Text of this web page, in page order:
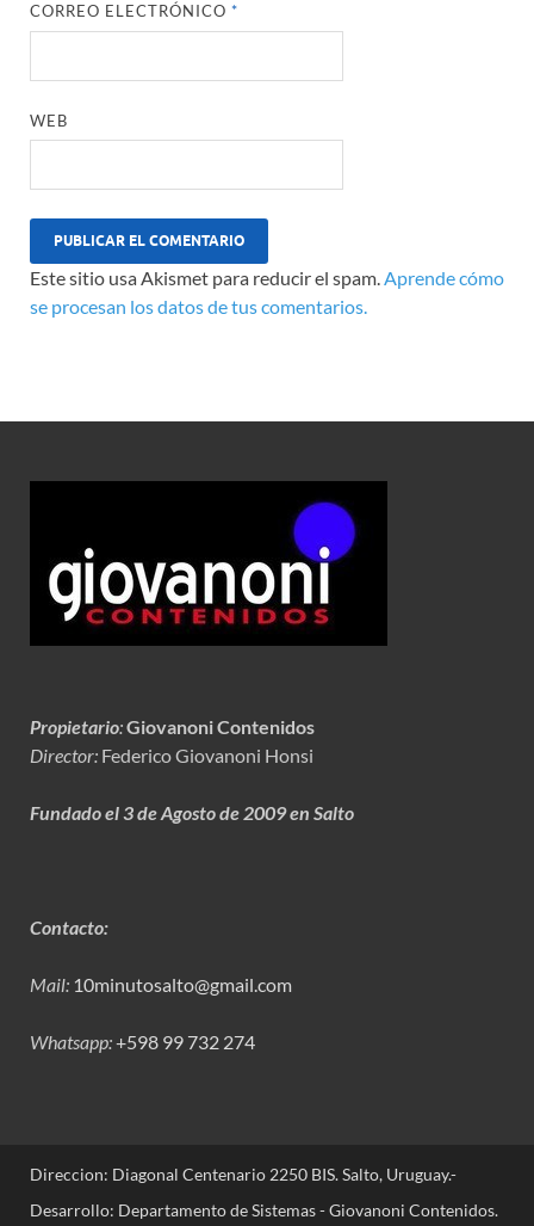
CORREO ELECTRÓNICO*
WEB
Este sitio usa Akismet para reducir el spam.Aprende cómo
se procesan los datos de tus comentarios.
Propietario:Giovanoni Contenidos
Director: Federico Giovanoni Honsi
Fundado el 3 de Agosto de 2009 en Salto
Contacto:
Mail: 10minutosalto@gmail.com
Whatsapp:+598 99 732 274
Direccion: Diagonal Centenario 2250 BIS. Salto, Uruguay.-
Desarrollo: Departamento de Sistemas - Giovanoni Contenidos.